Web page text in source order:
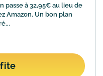
passe à 32,95€ au lieu de
Amazon. Un bon plan